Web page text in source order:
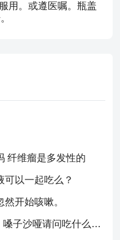
用。或遵医嘱。瓶盖
纤维瘤是多发性的
可以一起吃么？
开始咳嗽。
你好，鼻炎犯了，鼻子不通，嗓子沙哑请问吃什么药比较好？